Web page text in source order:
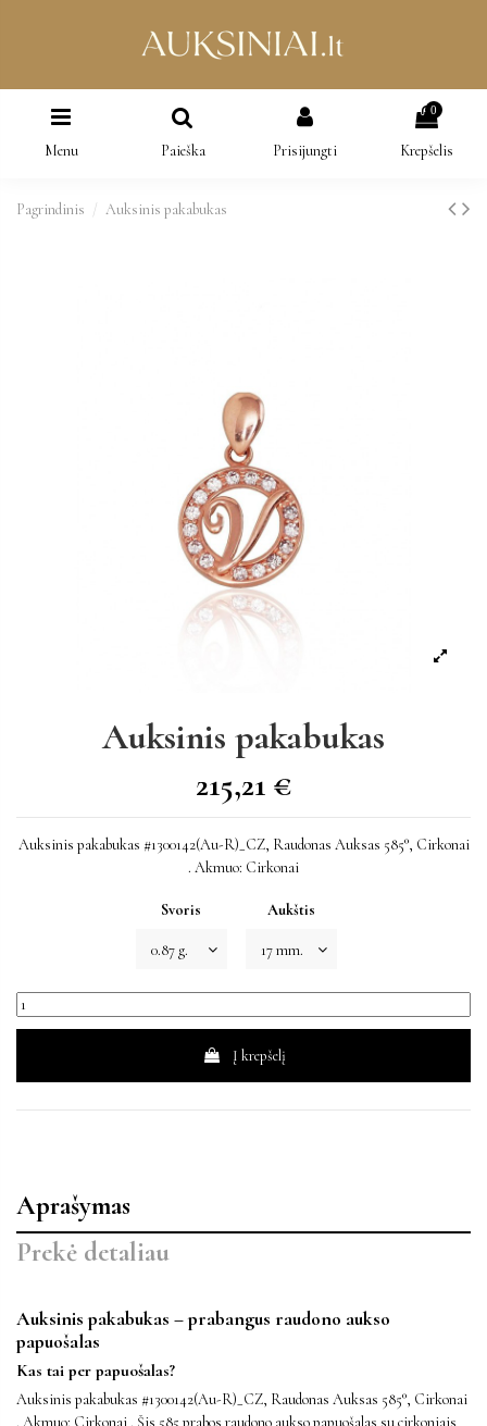
Menu Paieška Prisijungti
0
Krepšelis
Pagrindinis Auksinis pakabukas
Auksinis pakabukas
215,21 €
Auksinis pakabukas #1300142(Au-R)_CZ, Raudonas Auksas 585°, Cirkonai
. Akmuo: Cirkonai
Svoris Aukštis
Į krepšelį
Aprašymas
Prekė detaliau
Auksinis pakabukas – prabangus raudono aukso
papuošalas
Kas tai per papuošalas?
Auksinis pakabukas #1300142(Au-R)_CZ, Raudonas Auksas 585°, Cirkonai
. Akmuo: Cirkonai . Šis 585 prabos raudono aukso papuošalas su cirkoniais